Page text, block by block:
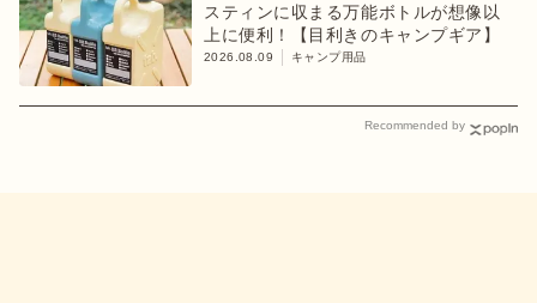
スティンに収まる万能ボトルが想像以
上に便利！【目利きのキャンプギア】
2026.08.09 キャンプ用品
Recommended by